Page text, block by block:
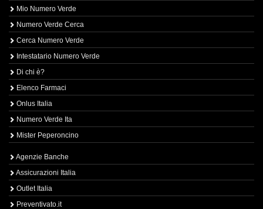
Mio Numero Verde
Numero Verde Cerca
Cerca Numero Verde
Intestatario Numero Verde
Di chi è?
Elenco Farmaci
Onlus Italia
Numero Verde Ita
Mister Peperoncino
Agenzie Banche
Assicurazioni Italia
Outlet Italia
Preventivato.it